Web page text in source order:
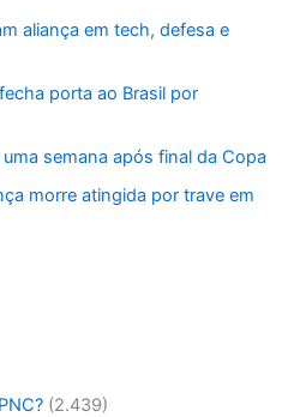
aliança em tech, defesa e
porta ao Brasil por
semana após final da Copa
morre atingida por trave em
(2.439)